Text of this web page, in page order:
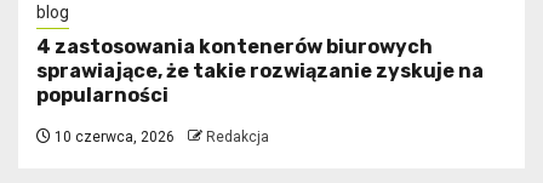
blog
4 zastosowania kontenerów biurowych
sprawiające, że takie rozwiązanie zyskuje na
popularności
10 czerwca, 2026 Redakcja